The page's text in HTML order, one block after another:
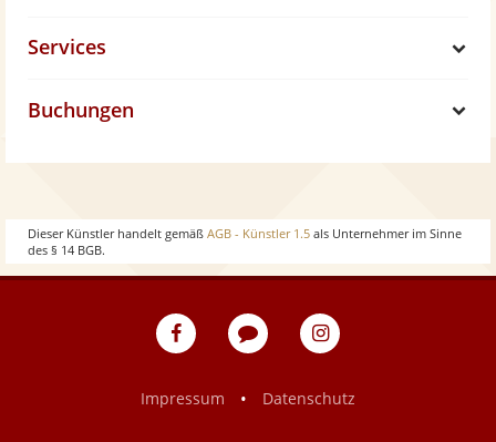
w
o
Services
h
Buchungen
Dieser Künstler handelt gemäß AGB - Künstler 1.5 als Unternehmer im Sinne
des § 14 BGB.
eventpeppers
Blog
eventpeppers
Impressum
• Datenschutz